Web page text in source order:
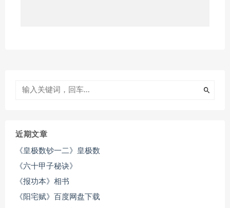
近期文章
《皇极数钞一二》皇极数
《六十甲子秘诀》
《报功本》相书
《阳宅赋》百度网盘下载